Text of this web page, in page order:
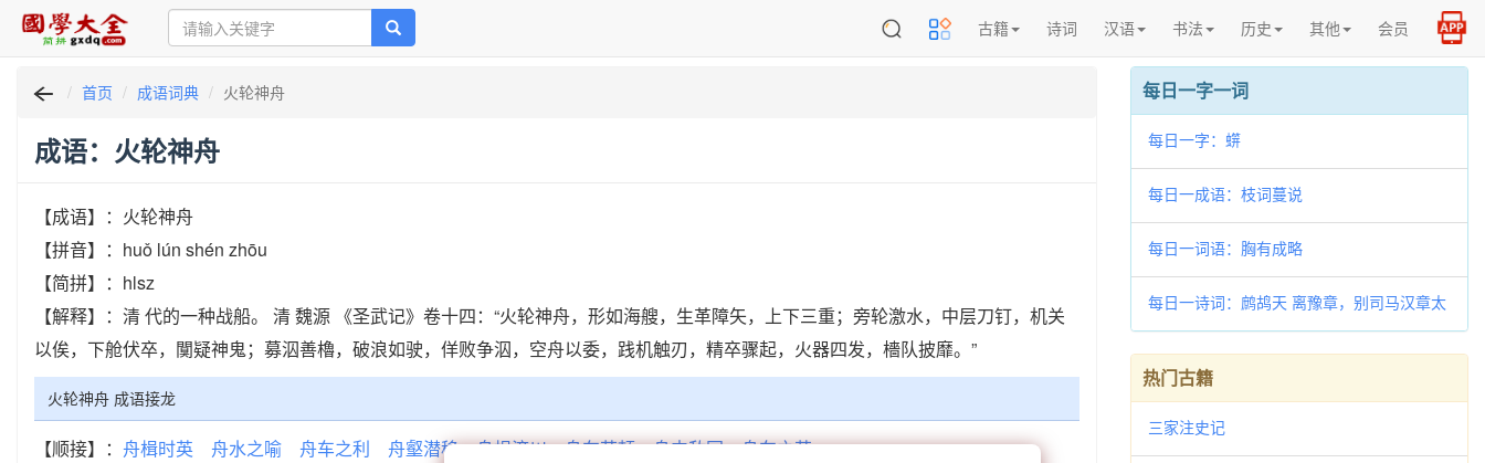
古籍 诗词 汉语 书法 历史 其他 会员
首页 成语词典 火轮神舟
成语：火轮神舟
【成语】：火轮神舟
【拼音】：huǒ lún shén zhōu
【简拼】：hlsz
【解释】：清 代的一种战船。 清 魏源 《圣武记》卷十四：“火轮神舟，形如海艘，生革障矢，上下三重；旁轮激水，中层刀钉，机关
以俟，下舱伏卒，闃疑神鬼；募泅善櫓，破浪如驶，佯败争泅，空舟以委，践机触刃，精卒骤起，火器四发，檣队披靡。”
火轮神舟 成语接龙
【顺接】： 舟楫时英 舟水之喻 舟车之利 舟壑潜移 舟楫济川 舟车劳顿 舟中敌国
舟车之苦
每日一字一词
每日一字：䗗
每日一成语：枝词蔓说
每日一词语：胸有成略
每日一诗词：鹧鸪天 离豫章，别司马汉章太
监
热门古籍
三家注史记